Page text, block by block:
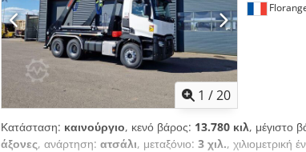
1 /20
Κατάσταση: καινούργιο, κενό βάρος: 13.780 κιλ, μέγιστο
άξονες, ανάρτηση: ατσάλι, μεταξόνιο: 3 χιλ., χιλιομετρική